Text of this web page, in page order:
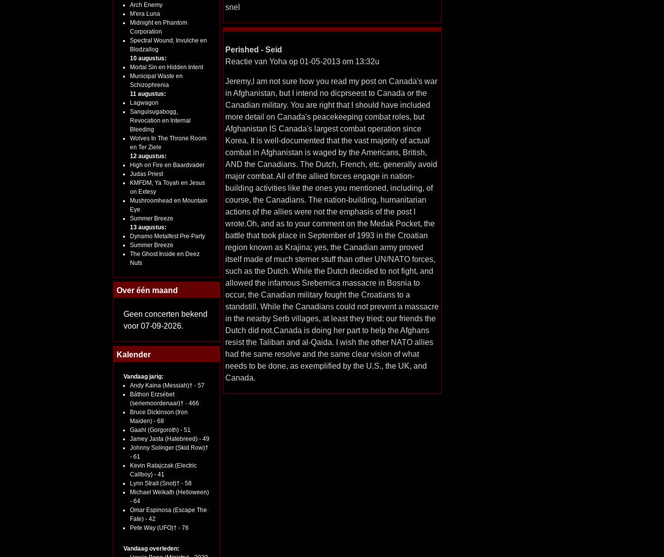
Arch Enemy
M'era Luna
Midnight en Phantom
Corporation
Spectral Wound, Invulche en
Blodzallog
10 augustus:
Mortal Sin en Hidden Intent
Municipal Waste en
Schizophrenia
11 augustus:
Lagwagon
Sanguisugabogg,
Revocation en Internal
Bleeding
Wolves In The Throne Room
en Ter Ziele
12 augustus:
High on Fire en Baardvader
Judas Priest
KMFDM, Ya Toyah en Jesus
on Extesy
Mushroomhead en Mountain
Eye
Summer Breeze
13 augustus:
Dynamo Metalfest Pre-Party
Summer Breeze
The Ghost Inside en Deez
Nuts
Over één maand
Geen concerten bekend
voor 07-09-2026.
Kalender
Vandaag jarig:
Andy Kaina (Messiah)† - 57
Báthori Erzsébet
(seriemoordenaar)† - 466
Bruce Dickinson (Iron
Maiden) - 68
Gaahl (Gorgoroth) - 51
Jamey Jasta (Hatebreed) - 49
Johnny Solinger (Skid Row)†
- 61
Kevin Ratajczak (Electric
Callboy) - 41
Lynn Strait (Snot)† - 58
Michael Weikath (Helloween)
- 64
Omar Espinosa (Escape The
Fate) - 42
Pete Way (UFO)† - 76
Vandaag overleden:
snel
Perished - Seid
Reactie van Yoha op 01-05-2013 om 13:32u
Jeremy,I am not sure how you read my post on Canada's war
in Afghanistan, but I intend no dicprseest to Canada or the
Canadian military. You are right that I should have included
more detail on Canada's peacekeeping combat roles, but
Afghanistan IS Canada's largest combat operation since
Korea. It is well-documented that the vast majority of actual
combat in Afghanistan is waged by the Americans, British,
AND the Canadians. The Dutch, French, etc. generally avoid
major combat. All of the allied forces engage in nation-
building activities like the ones you mentioned, including, of
course, the Canadians. The nation-building, humanitarian
actions of the allies were not the emphasis of the post I
wrote.Oh, and as to your comment on the Medak Pocket, the
battle that took place in September of 1993 in the Croatian
region known as Krajina; yes, the Canadian army proved
itself made of much sterner stuff than other UN/NATO forces,
such as the Dutch. While the Dutch decided to not fight, and
allowed the infamous Srebernica massacre in Bosnia to
occur, the Canadian military fought the Croatians to a
standstill. While the Canadians could not prevent a massacre
in the nearby Serb villages, at least they tried; our friends the
Dutch did not.Canada is doing her part to help the Afghans
resist the Taliban and al-Qaida. I wish the other NATO allies
had the same resolve and the same clear vision of what
needs to be done, as exemplified by the U.S., the UK, and
Canada.